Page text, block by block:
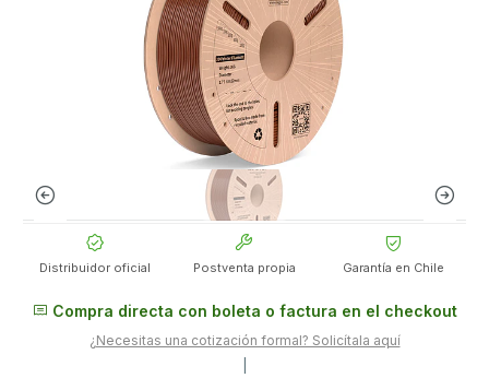
Distribuidor oficial Postventa propia Garantía en Chile
Compra directa con boleta o factura en el checkout
¿Necesitas una cotización formal? Solicítala aquí